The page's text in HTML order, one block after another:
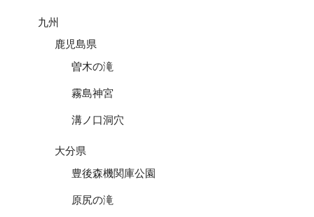
九州
鹿児島県
曽木の滝
霧島神宮
溝ノ口洞穴
大分県
豊後森機関庫公園
原尻の滝